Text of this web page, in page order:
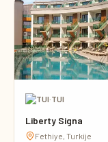
·TUI
Liberty Signa
Fethiye, Turkije